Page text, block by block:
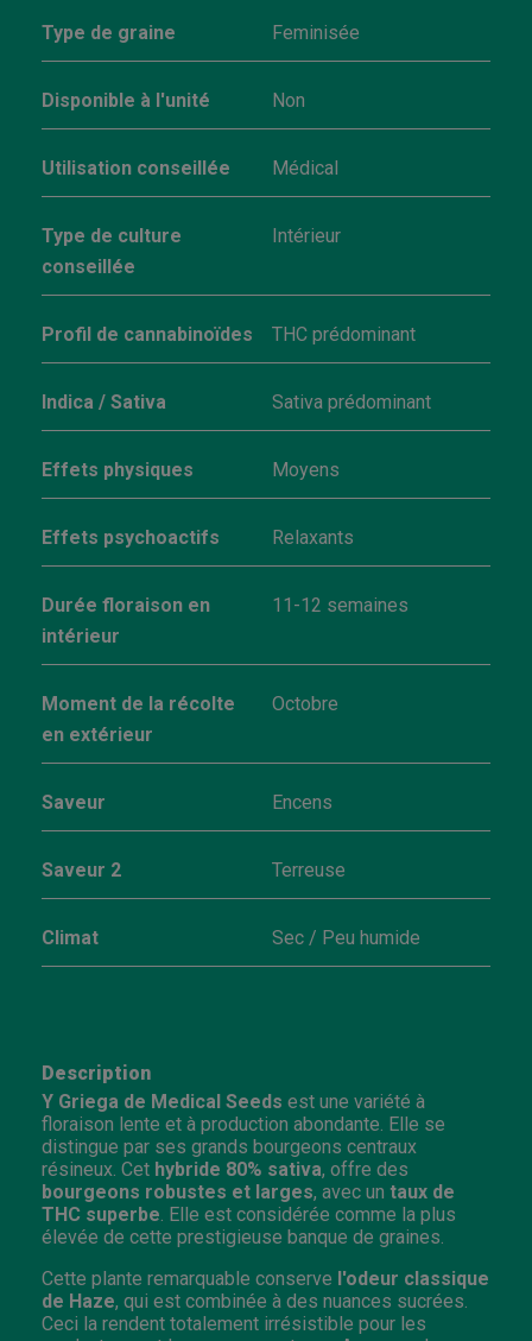
Type de graine Feminisée
Disponible à l'unité Non
Utilisation conseillée Médical
Type de culture
conseillée
Intérieur
Profil de cannabinoïdes THC prédominant
Indica / Sativa Sativa prédominant
Effets physiques Moyens
Effets psychoactifs Relaxants
Durée floraison en
intérieur
11-12 semaines
Moment de la récolte
en extérieur
Octobre
Saveur Encens
Saveur 2 Terreuse
Climat Sec / Peu humide
Description
Y Griega de Medical Seeds est une variété à
floraison lente et à production abondante. Elle se
distingue par ses grands bourgeons centraux
résineux. Cet hybride 80% sativa, offre des
bourgeons robustes et larges, avec un taux de
THC superbe . Elle est considérée comme la plus
élevée de cette prestigieuse banque de graines.
Cette plante remarquable conserve l'odeur classique
de Haze, qui est combinée à des nuances sucrées.
Ceci la rendent totalement irrésistible pour les